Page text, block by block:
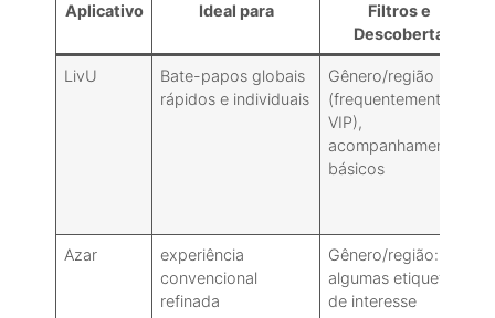
Aplicativo Ideal para
Filtros e
Descoberta
LivU
Bate-papos globais
rápidos e individuais
Gênero/região
(frequentemente
VIP),
acompanhamentos
básicos
Azar
experiência
convencional
refinada
Gênero/região:
algumas etiquetas
de interesse